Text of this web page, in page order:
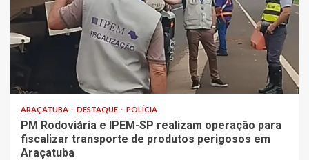
ARAÇATUBA DESTAQUE POLÍCIA
PM Rodoviária e IPEM-SP realizam operação para
fiscalizar transporte de produtos perigosos em
Araçatuba